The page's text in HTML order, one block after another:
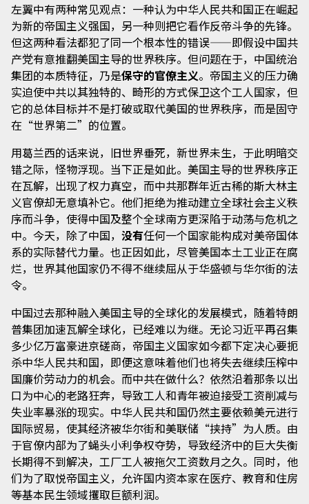
左翼中有两种常见观点：一种认为中华人民共和国正在崛起
为新的帝国主义强国，另一种则把它看作反帝斗争的先锋。
但这两种看法都犯了同一个根本性的错误——即假设中国共
产党有意推翻美国主导的世界秩序。但问题在于，中国统治
集团的本质特征，乃是保守的官僚主义。帝国主义的压力确
实迫使中共以其独特的、畸形的方式保卫这个工人国家，但
它的总体目标并不是打破或取代美国的世界秩序，而是固守
在“世界第二”的位置。
用葛兰西的话来说，旧世界垂死，新世界未生，于此明暗交
错之际，怪物浮现。当下正是如此。美国主导的世界秩序正
在瓦解，出现了权力真空，而中共那群年近古稀的斯大林主
义官僚却无意填补它。他们拒绝为推动建立全球社会主义秩
序而斗争，使得中国及整个全球南方更深陷于动荡与危机之
中。今天，除了中国， 没有任何一个国家能构成对美帝国体
系的实际替代力量。也正因如此，尽管美国本土工业正在腐
烂，世界其他国家仍不得不继续屈从于华盛顿与华尔街的法
令。
中国过去那种融入美国主导的全球化的发展模式，随着特朗
普集团加速瓦解全球化，已经难以为继。无论习近平再召集
多少亿万富豪进京磋商，帝国主义国家如今都下定决心要扼
杀中华人民共和国，即便这意味着他们也将失去继续压榨中
国廉价劳动力的机会。而中共在做什么？依然沿着那条以出
口为中心的老路狂奔，导致工人和青年被迫接受工资削减与
失业率暴涨的现实。中华人民共和国仍然主要依赖美元进行
国际贸易，使其经济被华尔街和美联储“挟持”为人质。由
于官僚内部为了蝇头小利争权夺势，导致经济中的巨大失衡
长期得不到解决，工厂工人被拖欠工资数月之久。同时，他
们为了取悦帝国主义，允许国内资本家在医疗、教育和住房
等基本民生领域攫取巨额利润。